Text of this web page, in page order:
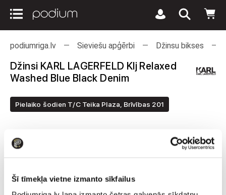
Šī tīmekļa vietne izmanto sīkfailus
podiumriga.lv Sieviešu apģērbi Džinsu bikses
Džinsi KARL LAGERFELD Klj Relaxed
Washed Blue Black Denim
Pielaiko šodien T/C Teika Plaza, Brīvības 201